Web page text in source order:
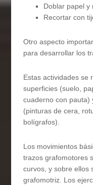
Doblar papel y
Recortar con
Otro aspecto
para desarrollar los
Estas actividades se
superficies (suelo,
cuaderno con pauta)
(pinturas de cera,
bolígrafos).
Los movimientos
trazos grafomotores
curvos, y sobre ellos
grafomotriz. Los